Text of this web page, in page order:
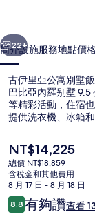
墅
飯
店
的
片
集
個 下一個
22+
簡介設施服務地點價
古伊里亞公寓別墅
巴比亞內羅别墅 9.5
等精彩活動，住宿
提供洗衣機、冰箱
目
前
的
價
格
是
NT$14,225
總價 NT$18,859
含稅金和其他費用
8 月 17 日 - 8 月 18 日
評
論
8.88.8 分，滿分 10 分，
有夠讚查看